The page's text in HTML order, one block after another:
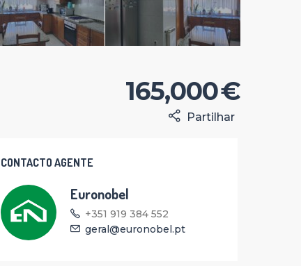
165,000 €
Partilhar
CONTACTO AGENTE
Euronobel
+351 919 384 552
geral@euronobel.pt